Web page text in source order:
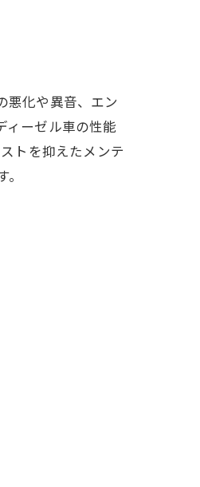
悪化や異音、エン
ィーゼル車の性能
トを抑えたメンテ